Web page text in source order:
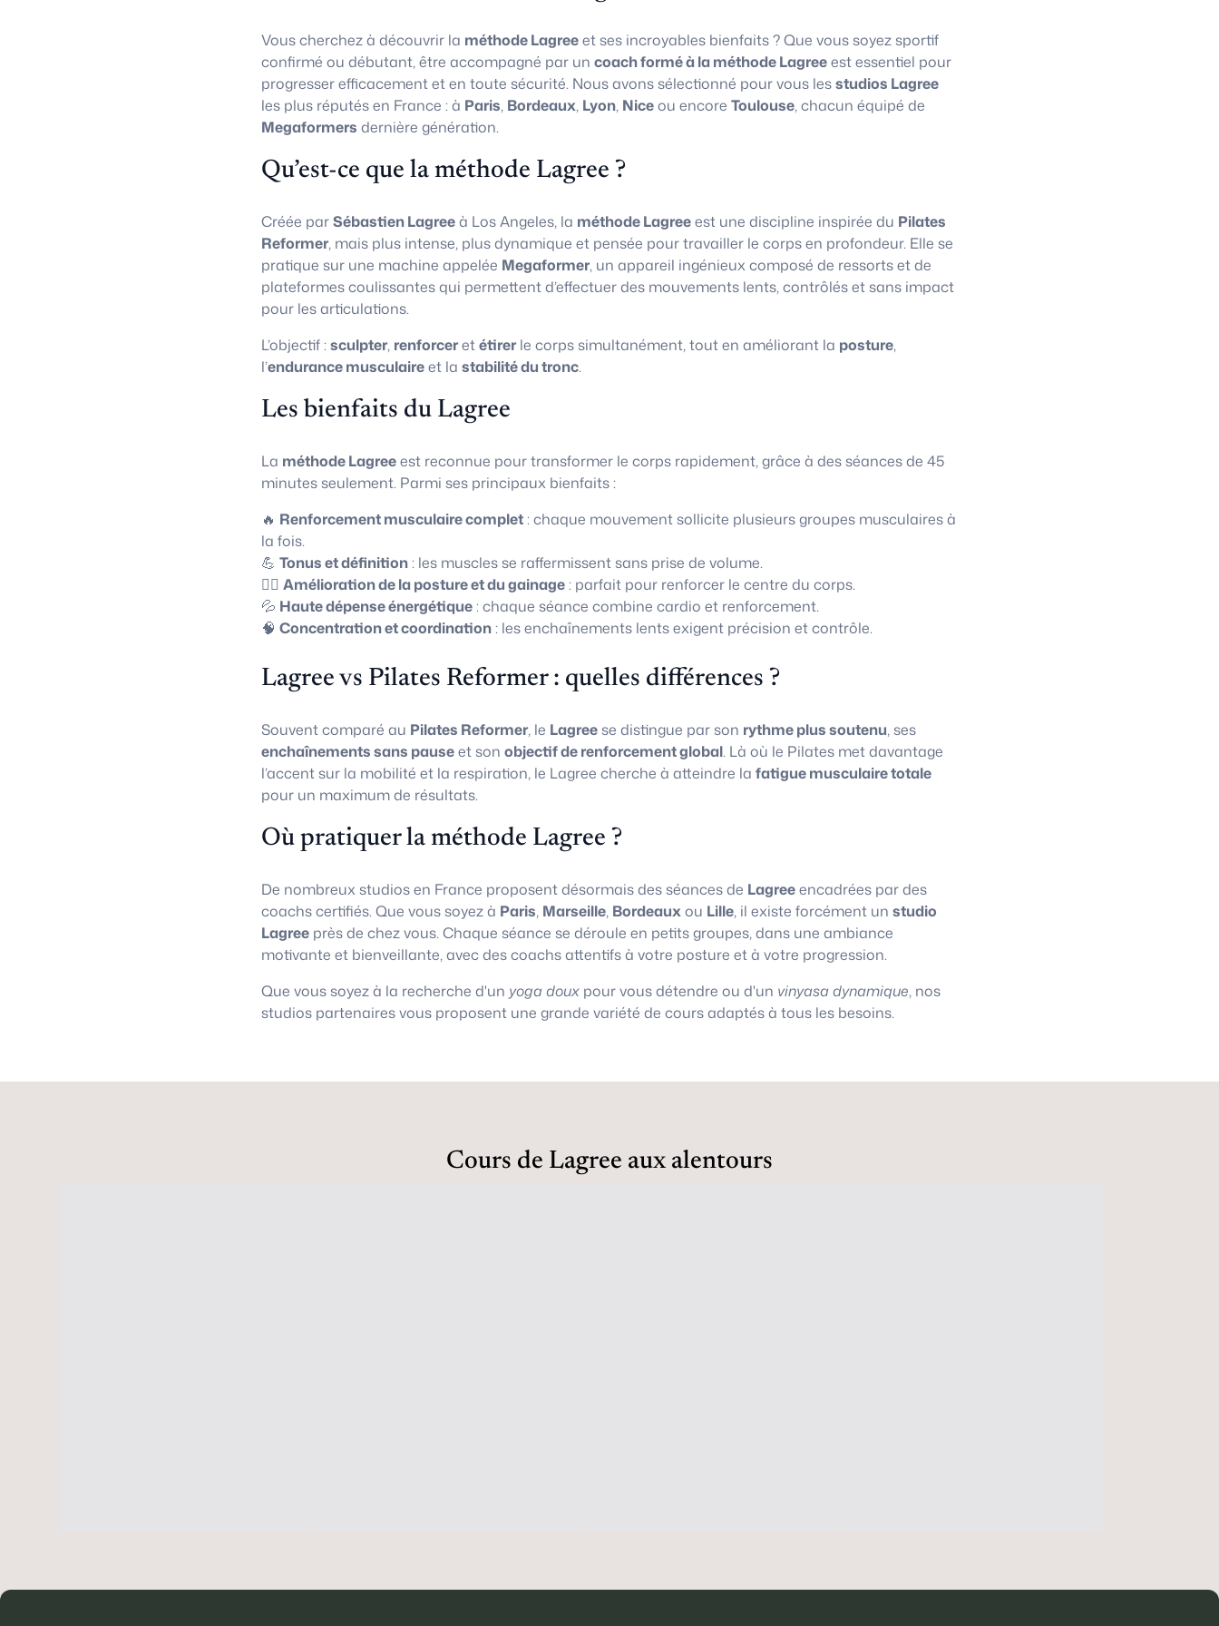
Vous cherchez à découvrir la méthode Lagreeet ses incroyables bienfaits ? Que vous soyez sportif
confirmé ou débutant, être accompagné par un coach formé à la méthode Lagreeest essentiel pour
progresser efficacement et en toute sécurité. Nous avons sélectionné pour vous lesstudios Lagree
les plus réputés en France : à Paris, Bordeaux, Lyon, Niceou encore Toulouse, chacun équipé de
Megaformers dernière génération.
Qu’est-ce que la méthode Lagree ?
Créée parSébastien Lagreeà Los Angeles, la méthode Lagreeest une discipline inspirée du Pilates
Reformer, mais plus intense, plus dynamique et pensée pour travailler le corps en profondeur. Elle se
pratique sur une machine appelée Megaformer, un appareil ingénieux composé de ressorts et de
plateformes coulissantes qui permettent d’effectuer des mouvements lents, contrôlés et sans impact
pour les articulations.
L’objectif :sculpter, renforceretétirerle corps simultanément, tout en améliorant la posture,
l’endurance musculaireet la stabilité du tronc.
Les bienfaits du Lagree
La méthode Lagreeest reconnue pour transformer le corps rapidement, grâce à des séances de 45
minutes seulement. Parmi ses principaux bienfaits :
🔥 Renforcement musculaire complet: chaque mouvement sollicite plusieurs groupes musculaires à
la fois.
💪 Tonus et définition: les muscles se raffermissent sans prise de volume.
🧘‍♀️ Amélioration de la posture et du gainage: parfait pour renforcer le centre du corps.
💦 Haute dépense énergétique: chaque séance combine cardio et renforcement.
🧠 Concentration et coordination: les enchaînements lents exigent précision et contrôle.
Lagree vs Pilates Reformer : quelles différences ?
Souvent comparé au Pilates Reformer, le Lagree se distingue par son rythme plus soutenu, ses
enchaînements sans pauseet son objectif de renforcement global. Là où le Pilates met davantage
l’accent sur la mobilité et la respiration, le Lagree cherche à atteindre la fatigue musculaire totale
pour un maximum de résultats.
Où pratiquer la méthode Lagree ?
De nombreux studios en France proposent désormais des séances de Lagreeencadrées par des
coachs certifiés. Que vous soyez à Paris, Marseille, Bordeauxou Lille, il existe forcément un studio
Lagree près de chez vous. Chaque séance se déroule en petits groupes, dans une ambiance
motivante et bienveillante, avec des coachs attentifs à votre posture et à votre progression.
Que vous soyez à la recherche d'un yoga doux pour vous détendre ou d'un vinyasa dynamique, nos
studios partenaires vous proposent une grande variété de cours adaptés à tous les besoins.
Cours de Lagree aux alentours